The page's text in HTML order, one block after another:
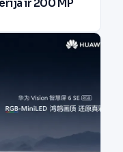
ir 200 MP